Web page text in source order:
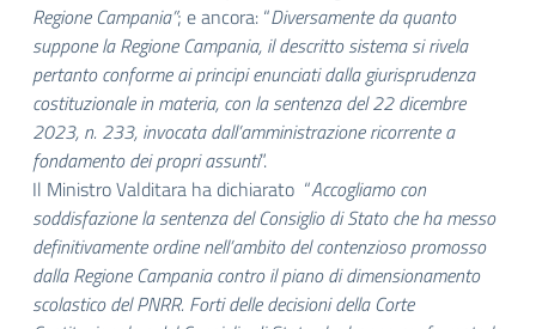
Regione Campania”; e ancora: “Diversamente da quanto
suppone la Regione Campania, il descritto sistema si rivela
pertanto conforme ai principi enunciati dalla giurisprudenza
costituzionale in materia, con la sentenza del 22 dicembre
2023, n. 233, invocata dall’amministrazione ricorrente a
fondamento dei propri assunti”.
Il Ministro Valditara ha dichiarato “Accogliamo con
soddisfazione la sentenza del Consiglio di Stato che ha messo
definitivamente ordine nell’ambito del contenzioso promosso
dalla Regione Campania contro il piano di dimensionamento
scolastico del PNRR. Forti delle decisioni della Corte